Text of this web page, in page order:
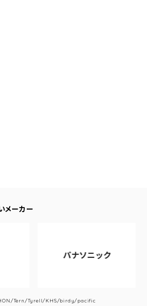
メーカー
パナソニック
Tern/Tyrell/KHS/birdy/pacific